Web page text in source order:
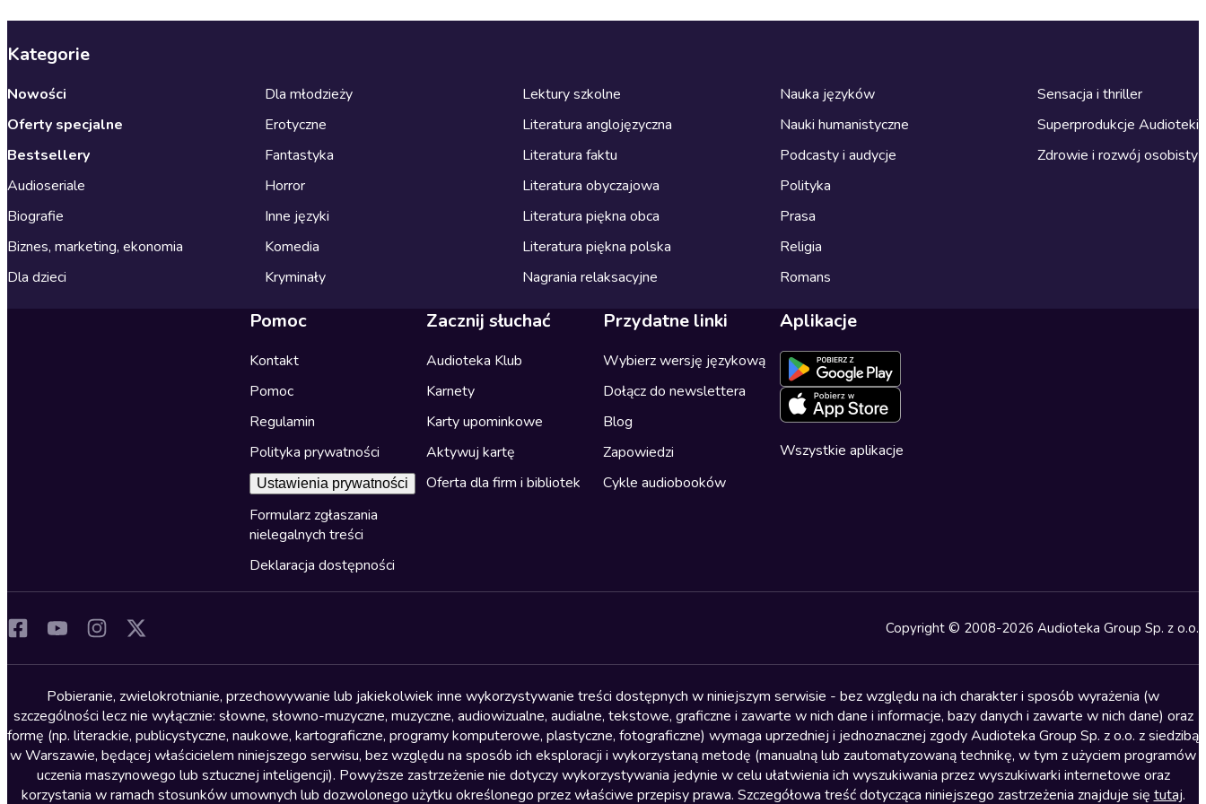
Kategorie
Nowości
Oferty specjalne
Bestsellery
Audioseriale
Biografie
Biznes, marketing, ekonomia
Dla dzieci
Dla młodzieży
Erotyczne
Fantastyka
Horror
Inne języki
Komedia
Kryminały
Lektury szkolne
Literatura anglojęzyczna
Literatura faktu
Literatura obyczajowa
Literatura piękna obca
Literatura piękna polska
Nagrania relaksacyjne
Nauka języków
Nauki humanistyczne
Podcasty i audycje
Polityka
Prasa
Religia
Romans
Sensacja i thriller
Superprodukcje Audioteki
Zdrowie i rozwój osobisty
Pomoc
Kontakt
Pomoc
Regulamin
Polityka prywatności
Ustawienia prywatności
Formularz zgłaszania
nielegalnych treści
Deklaracja dostępności
Zacznij słuchać
Audioteka Klub
Karnety
Karty upominkowe
Aktywuj kartę
Oferta dla firm i bibliotek
Przydatne linki
Wybierz wersję językową
Dołącz do newslettera
Blog
Zapowiedzi
Cykle audiobooków
Aplikacje
Wszystkie aplikacje
Copyright © 2008-2026 Audioteka Group Sp. z o.o.
Pobieranie, zwielokrotnianie, przechowywanie lub jakiekolwiek inne wykorzystywanie treści dostępnych w niniejszym serwisie - bez względu na ich charakter i sposób wyrażenia (w
szczególności lecz nie wyłącznie: słowne, słowno-muzyczne, muzyczne, audiowizualne, audialne, tekstowe, graficzne i zawarte w nich dane i informacje, bazy danych i zawarte w nich dane) oraz
formę (np. literackie, publicystyczne, naukowe, kartograficzne, programy komputerowe, plastyczne, fotograficzne) wymaga uprzedniej i jednoznacznej zgody Audioteka Group Sp. z o.o. z siedzibą
w Warszawie, będącej właścicielem niniejszego serwisu, bez względu na sposób ich eksploracji i wykorzystaną metodę (manualną lub zautomatyzowaną technikę, w tym z użyciem programów
uczenia maszynowego lub sztucznej inteligencji). Powyższe zastrzeżenie nie dotyczy wykorzystywania jedynie w celu ułatwienia ich wyszukiwania przez wyszukiwarki internetowe oraz
korzystania w ramach stosunków umownych lub dozwolonego użytku określonego przez właściwe przepisy prawa. Szczegółowa treść dotycząca niniejszego zastrzeżenia znajduje się tutaj.